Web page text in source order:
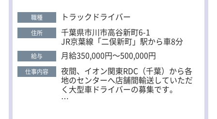
職種 トラックドライバー
住所 千葉県市川市高谷新町6-1
JR京葉線「二俣新町」駅から車8分
給与 月給350,000円～500,000円
仕事内容 夜間、イオン関東RDC（千葉）から各
地のセンターへ店舗間輸送していただ
く大型車ドライバーの募集です。